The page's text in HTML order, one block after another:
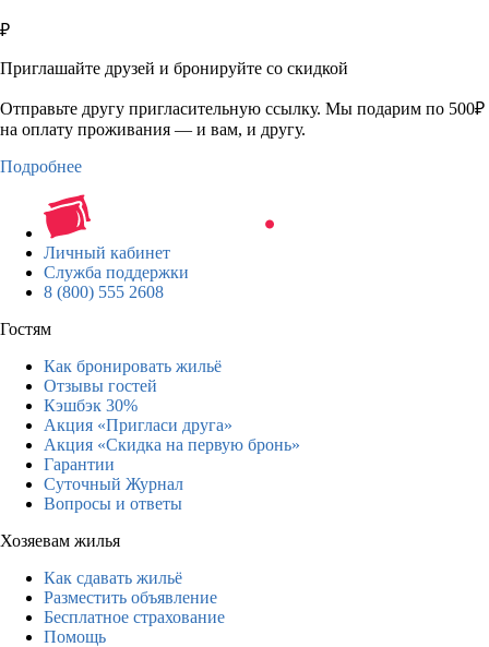
₽
Приглашайте друзей и бронируйте со скидкой
Отправьте другу пригласительную ссылку. Мы подарим по 500₽
на оплату проживания — и вам, и другу.
Подробнее
Личный кабинет
Служба поддержки
8 (800) 555 2608
Гостям
Как бронировать жильё
Отзывы гостей
Кэшбэк 30%
Акция «Пригласи друга»
Акция «Скидка на первую бронь»
Гарантии
Суточный Журнал
Вопросы и ответы
Хозяевам жилья
Как сдавать жильё
Разместить объявление
Бесплатное страхование
Помощь